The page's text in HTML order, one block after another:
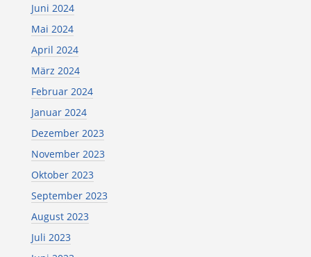
Juni 2024
Mai 2024
April 2024
März 2024
Februar 2024
Januar 2024
Dezember 2023
November 2023
Oktober 2023
September 2023
August 2023
Juli 2023